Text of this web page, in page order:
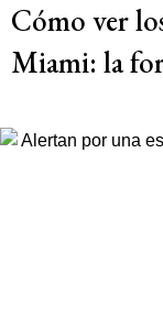
Cómo ver
Miami: la